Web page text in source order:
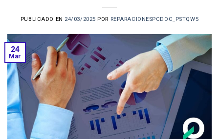
PUBLICADO EN 24/03/2025 POR REPARACIONESPCDOC_PSTQW5
24
Mar